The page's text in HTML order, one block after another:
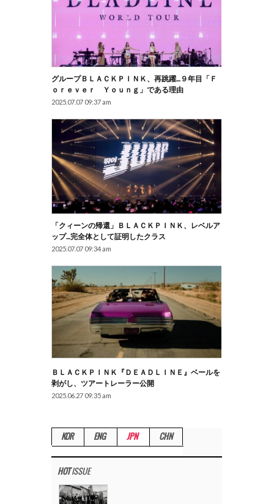
グループＢＬＡＣＫＰＩＮＫ、再跳躍…９年目「Ｆ
Ｏｒｅｖｅｒ Ｙｏｕｎｇ」である理由
2025.07.07 09:37 am
「クィーンの帰還」ＢＬＡＣＫＰＩＮＫ、レベルア
ップ…完全体として証明したクラス
2025.07.07 09:34 am
ＢＬＡＣＫＰＩＮＫ『ＤＥＡＤＬＩＮＥ』ベールを
剥がし、ツアートレーラー公開
2025.06.27 09:35 am
KOR ENG JPN CHN
HOTISSUE